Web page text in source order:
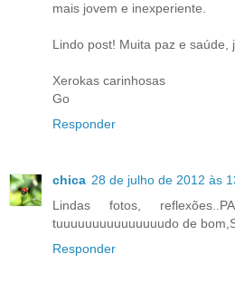
mais jovem e inexperiente.
Lindo post! Muita paz e saúde,
Xerokas carinhosas
Go
Responder
chica 28 de julho de 2012 às
Lindas fotos,
tuuuuuuuuuuuuuuudo de
Responder